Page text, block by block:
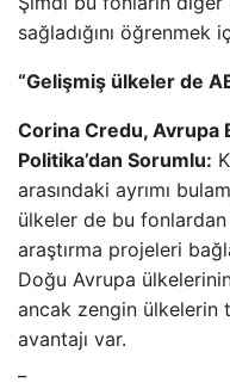
sağladığını öğrenmek
“Gelişmiş ülkeler de
Corina Credu, Avrupa
Politika’dan Sorumlu:
arasındaki ayrımı
ülkeler de bu
araştırma projeleri
Doğu Avrupa
ancak zengin ülkelerin
avantajı var.